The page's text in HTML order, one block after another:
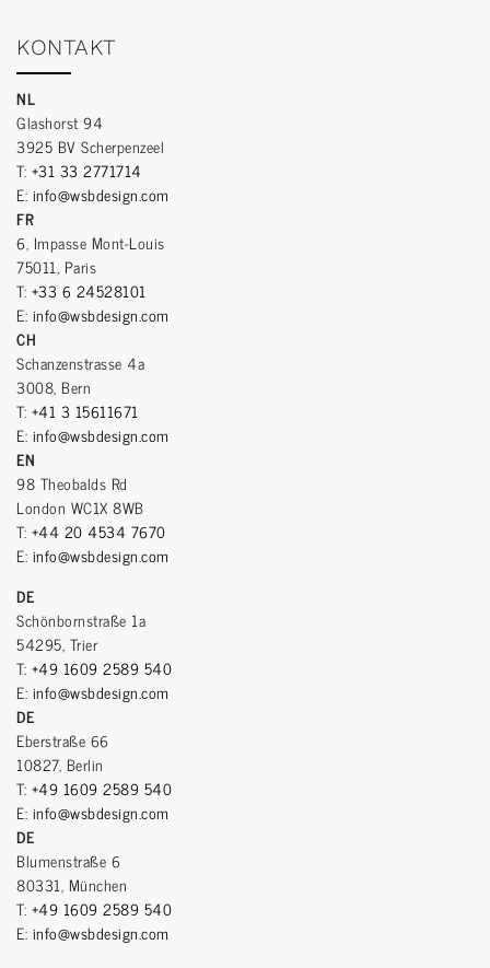
KONTAKT
NL
Glashorst 94
3925 BV Scherpenzeel
T: +31 33 2771714
E: info@wsbdesign.com
FR
6, Impasse Mont-Louis
75011, Paris
T: +33 6 24528101
E: info@wsbdesign.com
CH
Schanzenstrasse 4a
3008, Bern
T: +41 3 15611671
E: info@wsbdesign.com
EN
98 Theobalds Rd
London WC1X 8WB
T: +44 20 4534 7670
E: info@wsbdesign.com
DE
Schönbornstraße 1a
54295, Trier
T: +49 1609 2589 540
E: info@wsbdesign.com
DE
Eberstraße 66
10827, Berlin
T: +49 1609 2589 540
E: info@wsbdesign.com
DE
Blumenstraße 6
80331, München
T: +49 1609 2589 540
E: info@wsbdesign.com